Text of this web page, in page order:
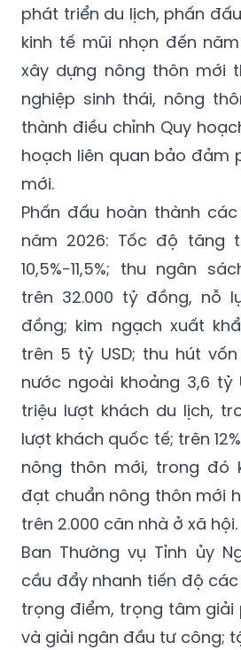
phát triển du lịch, phấn
kinh tế mũi nhọn đến
xây dựng nông thôn mới
nghiệp sinh thái, nông
thành điều chỉnh Quy
hoạch liên quan bảo đảm
mới.
Phấn đấu hoàn thành
năm 2026: Tốc độ tăng
10,5%-11,5%; thu ngân
trên 32.000 tỷ đồng, nỗ
đồng; kim ngạch xuất
trên 5 tỷ USD; thu hút
nước ngoài khoảng 3,6 tỷ
triệu lượt khách du lịch,
lượt khách quốc tế; trên
nông thôn mới, trong đó
đạt chuẩn nông thôn mới
trên 2.000 căn nhà ở xã hội.
Ban Thường vụ Tỉnh ủy
cầu đẩy nhanh tiến độ
trọng điểm, trọng tâm
và giải ngân đầu tư công;